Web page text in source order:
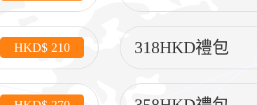
HKD$ 210 318HKD禮包